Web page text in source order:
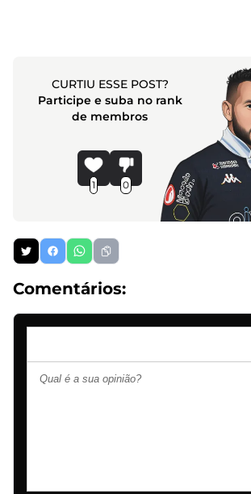
CURTIU ESSE POST?
Participe e suba no rank
de membros
1 0
Comentários: